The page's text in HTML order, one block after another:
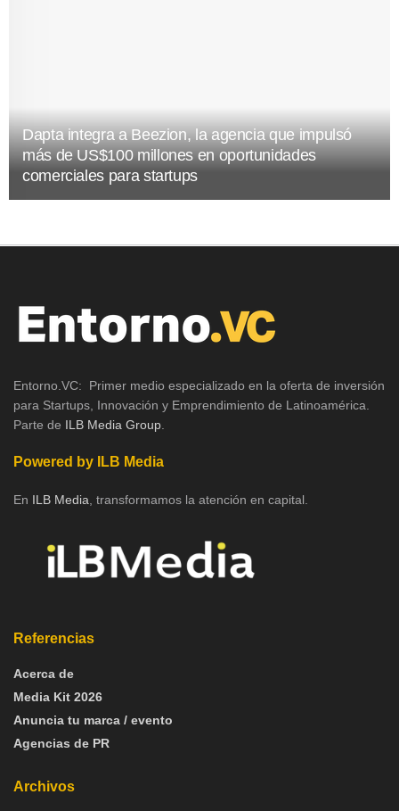
Dapta integra a Beezion, la agencia que impulsó
más de US$100 millones en oportunidades
comerciales para startups
Entorno.VC: Primer medio especializado en la oferta de inversión
para Startups, Innovación y Emprendimiento de Latinoamérica.
Parte de ILB Media Group
Powered by ILB Media
En ILB Media , transformamos la atención en capital.
Referencias
Acerca de
Media Kit 2026
Anuncia tu marca / evento
Agencias de PR
Archivos